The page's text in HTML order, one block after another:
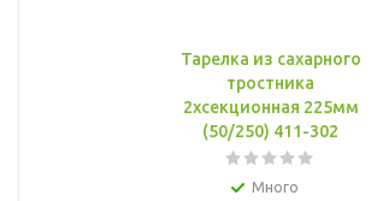
Тарелка из сахарного
тростника
2хсекционная 225мм
(50/250) 411-302
Много